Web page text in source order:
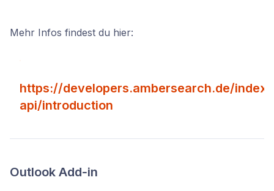
Mehr Infos findest du hier:
https://developers.ambersearch.de/
api/introduction
Outlook Add‑in